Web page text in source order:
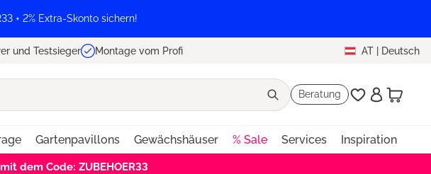
+ 2% Extra-Skonto sichern!
und Testsieger Montage vom Profi AT | Deutsch
Beratung
Gartenpavillons Gewächshäuser % Sale Services Inspiration
dem Code: ZUBEHOER33